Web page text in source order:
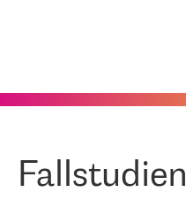
Fallstudien